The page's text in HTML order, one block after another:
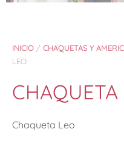
INICIO / CHAQUETAS Y
LEO
CHAQUETA
Chaqueta Leo